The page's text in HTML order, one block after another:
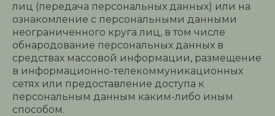
лиц (передача персональных данных) или на
ознакомление с персональными данными
неограниченного круга лиц, в том числе
обнародование персональных данных в
средствах массовой информации, размещение
в информационно-телекоммуникационных
сетях или предоставление доступа к
персональным данным каким-либо иным
способом.